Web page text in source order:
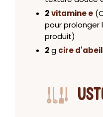
2vitamine e
pour prolonger
produit)
2g cire